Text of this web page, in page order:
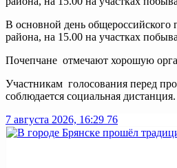
В основной день
района, на 15.00 на участках
Почепчане отмечают хорошую
Участникам голосования перед
соблюдается социальная
7 августа 2026, 16:29 76